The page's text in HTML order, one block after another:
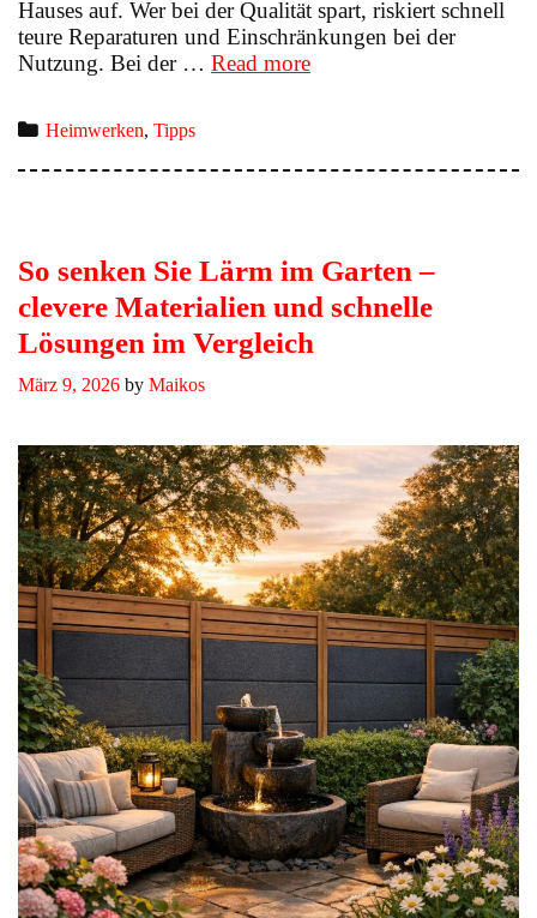
Hauses auf. Wer bei der Qualität spart, riskiert schnell
teure Reparaturen und Einschränkungen bei der
Nutzung. Bei der … Read moreHochwertige
zu
Categories
Heimwerken, Tipps
So senken Sie Lärm im Garten –
clevere Materialien und schnelle
Lösungen im Vergleich
März 9, 2026 by Maikos